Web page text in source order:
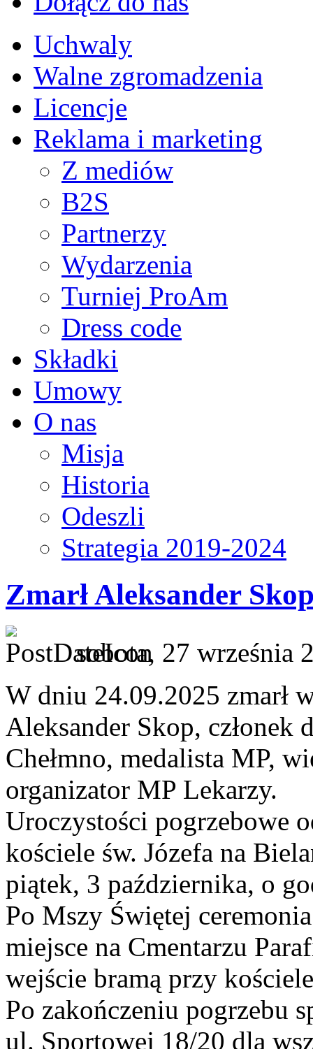
Uchwaly
Walne zgromadzenia
Licencje
Reklama i marketing
Z mediów
B2S
Partnerzy
Wydarzenia
Turniej ProAm
Dress code
Składki
Umowy
O nas
Misja
Historia
Odeszli
Strategia 2019-2024
Zmarł Aleksander
sobota, 27 września
W dniu 24.09.2025 zmarł
Aleksander Skop, członek
Chełmno, medalista MP,
organizator MP Lekarzy.
Uroczystości pogrzebowe
kościele św. Józefa na
piątek, 3 października, o
Po Mszy Świętej
miejsce na Cmentarzu
wejście bramą przy
Po zakończeniu pogrzebu
ul. Sportowej 18/20 dla